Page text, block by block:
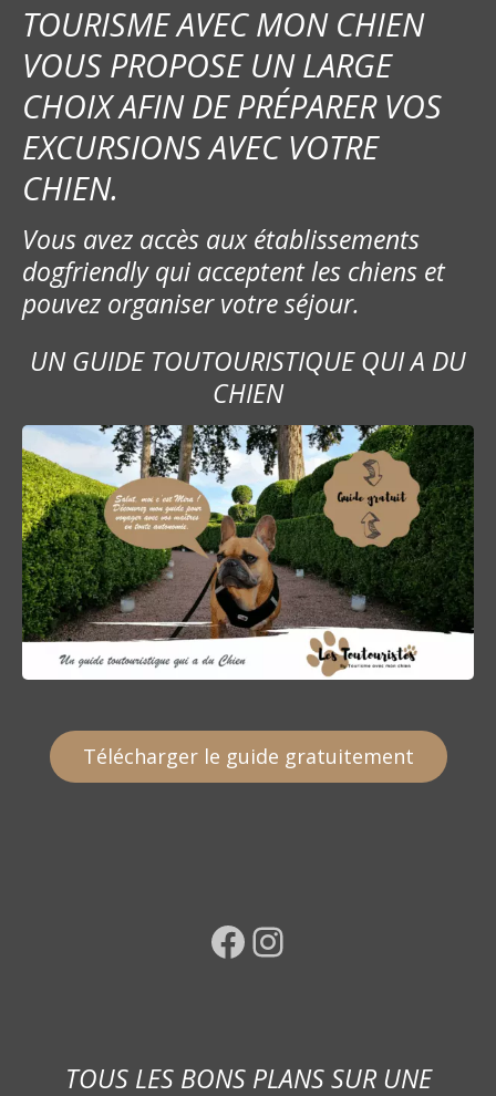
TOURISME AVEC MON CHIEN
VOUS PROPOSE UN LARGE
CHOIX AFIN DE PRÉPARER VOS
EXCURSIONS AVEC VOTRE
CHIEN.
Vous avez accès aux établissements
dogfriendly qui acceptent les chiens et
pouvez organiser votre séjour.
UN GUIDE TOUTOURISTIQUE QUI A DU
CHIEN
Télécharger le guide gratuitement
Facebook Instagram
TOUS LES BONS PLANS SUR UNE